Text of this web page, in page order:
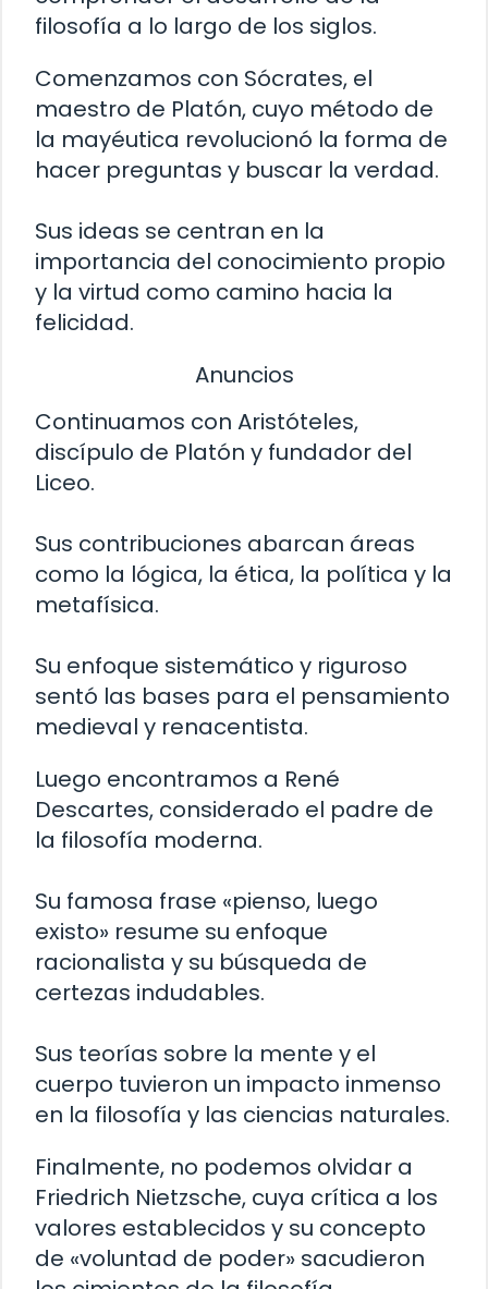
filosofía a lo largo de los siglos.
Comenzamos con Sócrates, el
maestro de Platón, cuyo método de
la mayéutica revolucionó la forma de
hacer preguntas y buscar la verdad.
Sus ideas se centran en la
importancia del conocimiento propio
y la virtud como camino hacia la
felicidad.
Anuncios
Continuamos con Aristóteles,
discípulo de Platón y fundador del
Liceo.
Sus contribuciones abarcan áreas
como la lógica, la ética, la política y la
metafísica.
Su enfoque sistemático y riguroso
sentó las bases para el pensamiento
medieval y renacentista.
Luego encontramos a René
Descartes, considerado el padre de
la filosofía moderna.
Su famosa frase «pienso, luego
existo» resume su enfoque
racionalista y su búsqueda de
certezas indudables.
Sus teorías sobre la mente y el
cuerpo tuvieron un impacto inmenso
en la filosofía y las ciencias naturales.
Finalmente, no podemos olvidar a
Friedrich Nietzsche, cuya crítica a los
valores establecidos y su concepto
de «voluntad de poder» sacudieron